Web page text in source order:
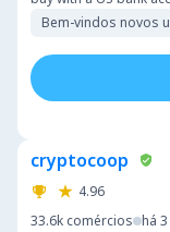
Bem-vindos novos
cryptocoop
4.96
33.6k comércios há